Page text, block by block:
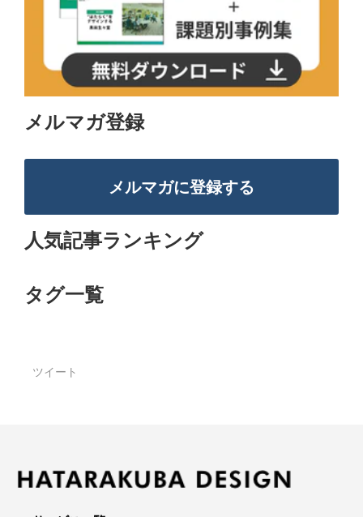
メルマガ登録
メルマガに登録する
人気記事ランキング
タグ一覧
ツイート